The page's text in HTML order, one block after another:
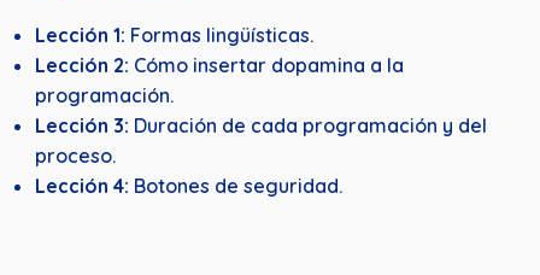
Lección 1: Formas lingüísticas.
Lección 2: Cómo insertar dopamina a la
programación.
Lección 3: Duración de cada programación y del
proceso.
Lección 4: Botones de seguridad.